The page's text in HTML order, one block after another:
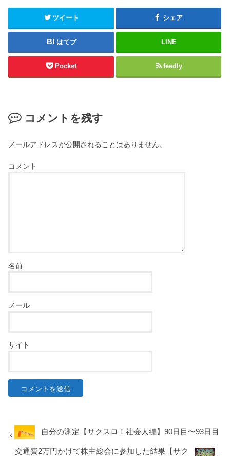
ツイート シェア
はてブ LINE
Pocket feedly
コメントを残す
メールアドレスが公開されることはありません。
コメント
名前
メール
サイト
自分の測定【サクスロ！社会人編】90日目〜93日目
交通費2万円かけて株主総会に参加した結果【サク